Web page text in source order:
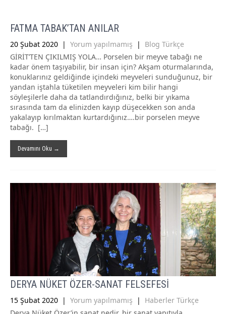
FATMA TABAK’TAN ANILAR
20 Şubat 2020 | Yorum yapılmamış | Blog Türkçe
GİRİT’TEN ÇIKILMIŞ YOLA… Porselen bir meyve tabağı ne
kadar önem taşıyabilir, bir insan için? Akşam oturmalarında,
konuklarınız geldiğinde içindeki meyveleri sunduğunuz, bir
yandan iştahla tüketilen meyveleri kim bilir hangi
söyleşilerle daha da tatlandırdığınız, belki bir yıkama
sırasında tam da elinizden kayıp düşecekken son anda
yakalayıp kırılmaktan kurtardığınız….bir porselen meyve
tabağı. […]
Devamını Oku →
DERYA NÜKET ÖZER-SANAT FELSEFESİ
15 Şubat 2020 | Yorum yapılmamış | Haberler Türkçe